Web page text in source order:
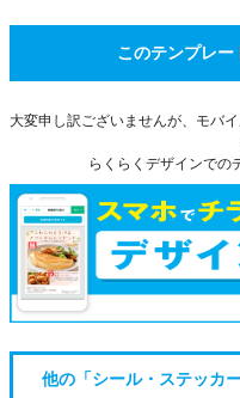
このテンプレー
大変申し訳ございませんが、モバ
らくらくデザインでの
他の「シール・ステッカ